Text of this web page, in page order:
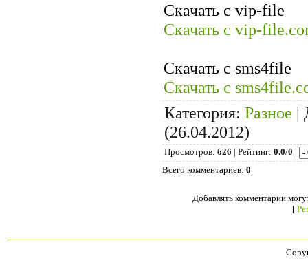
Скачать с vip-file
Скачать с vip-
Скачать с sms4file
Скачать с
Категория: Разное |
(26.04.2012)
Просмотров: 626 | Рейтинг: 0.0/0 |
Всего комментариев: 0
Добавлять комментарии
[